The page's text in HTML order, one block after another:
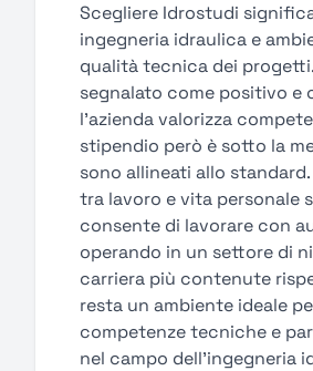
Scegliere Idrostudi
ingegneria idraulica e
qualità tecnica dei
segnalato come positivo e
l’azienda valorizza
stipendio però è sotto la
sono allineati allo
tra lavoro e vita personale
consente di lavorare con
operando in un settore di
carriera più contenute
resta un ambiente ideale
competenze tecniche e
nel campo dell’ingegneria